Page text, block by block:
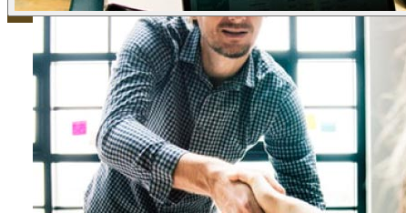
ติดต่อเรา